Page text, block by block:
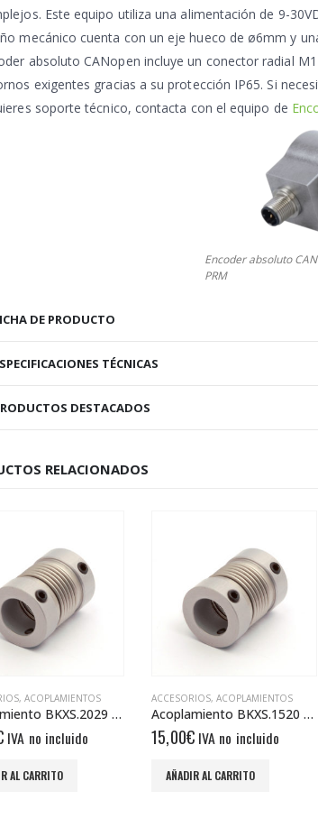
Este equipo utiliza una alimentación de 9-
mecánico cuenta con un eje hueco de ø6mm y
absoluto CANopen incluye un conector radial
exigentes gracias a su protección IP65. Si
soporte técnico, contacta con el equipo de
Encoder absoluto
PRM
DE PRODUCTO
TÉCNICAS
DESTACADOS
RELACIONADOS
, ACOPLAMIENTOS
Acoplamiento BKXS.2029 8/8
IVA no incluido
AL CARRITO
ACCESORIOS,ACOPLAMIENTOS
Acoplamiento BKXS.1520 3/3
15,00€ IVA no incluido
AÑADIR AL CARRITO